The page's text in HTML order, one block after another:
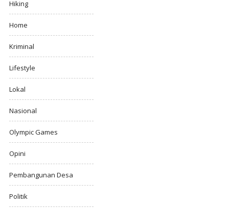
Hiking
Home
Kriminal
Lifestyle
Lokal
Nasional
Olympic Games
Opini
Pembangunan Desa
Politik